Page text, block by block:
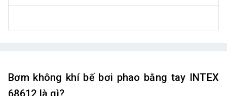
Bơm không khí bế bơi phao bằng tay INTEX
68612 là gì?